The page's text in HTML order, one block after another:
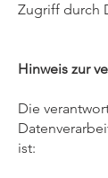
Zugriff durch
Hinweis zur
Die
ist: